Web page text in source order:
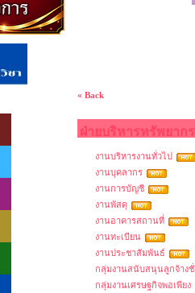
« Back
ฝ่ายบริหารทรัพยากร
งานบริหารงานทั่วไป
งานบุคลากร
งานการบัญชี
งานพัสดุ
งานอาคารสถานที่
งานทะเบียน
งานประชาสัมพันธ์
กลุ่มงานสนับสนุนลูกจ้างชั่
กลุ่มงานเศรษฐกิจพอเพียง